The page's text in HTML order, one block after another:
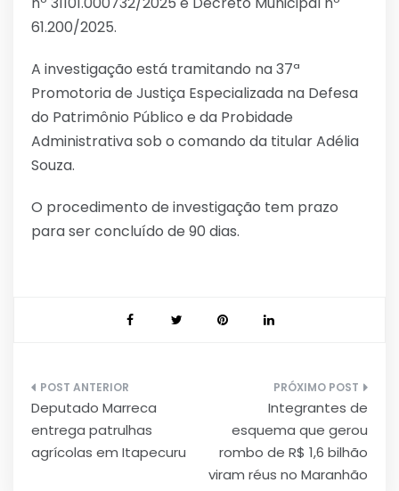
61.200/2025.
A investigação está tramitando na 37ª
Promotoria de Justiça Especializada na Defesa
do Patrimônio Público e da Probidade
Administrativa sob o comando da titular Adélia
Souza.
O procedimento de investigação tem prazo
para ser concluído de 90 dias.
Navegação
de
Post
Deputado Marreca
entrega patrulhas
agrícolas em Itapecuru
Integrantes de
esquema que gerou
rombo de R$ 1,6 bilhão
viram réus no Maranhão